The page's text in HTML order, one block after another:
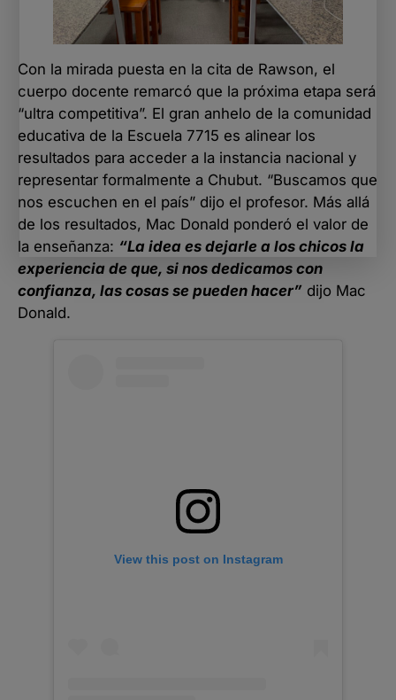
Con la mirada puesta en la cita de Rawson, el
cuerpo docente remarcó que la próxima etapa será
“ultra competitiva”. El gran anhelo de la comunidad
educativa de la Escuela 7715 es alinear los
resultados para acceder a la instancia nacional y
representar formalmente a Chubut. “Buscamos que
nos escuchen en el país” dijo el profesor. Más allá
de los resultados, Mac Donald ponderó el valor de
la enseñanza: “La idea es dejarle a los chicos la
experiencia de que, si nos dedicamos con
confianza, las cosas se pueden hacer” dijo Mac
Donald.
View this post on Instagram